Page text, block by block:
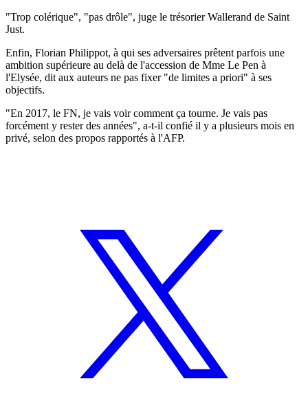
"Trop colérique", "pas drôle", juge le trésorier Wallerand de Saint
Just.
Enfin, Florian Philippot, à qui ses adversaires prêtent parfois une
ambition supérieure au delà de l'accession de Mme Le Pen à
l'Elysée, dit aux auteurs ne pas fixer "de limites a priori" à ses
objectifs.
"En 2017, le FN, je vais voir comment ça tourne. Je vais pas
forcément y rester des années", a-t-il confié il y a plusieurs mois en
privé, selon des propos rapportés à l'AFP.